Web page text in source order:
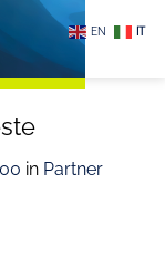
in Partner
EN IT